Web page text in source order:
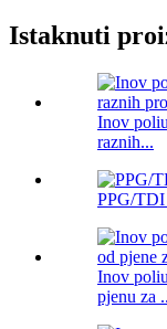
Istaknuti
Inov
raznih...
PPG/TDI
Inov
pjenu za